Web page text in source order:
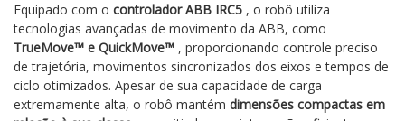
Equipado com o controlador ABB IRC5 , o robô utiliza
tecnologias avançadas de movimento da ABB, como
TrueMove™ e QuickMove™ , proporcionando controle preciso
de trajetória, movimentos sincronizados dos eixos e tempos de
ciclo otimizados. Apesar de sua capacidade de carga
extremamente alta, o robô mantém dimensões compactas em